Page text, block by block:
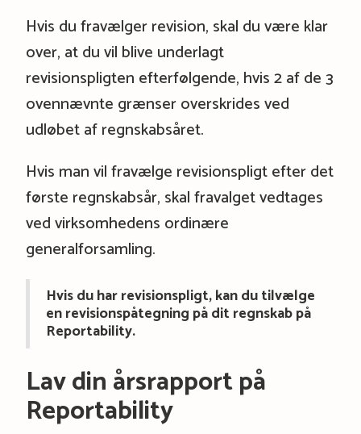
Hvis du fravælger revision, skal du være klar
over, at du vil blive underlagt
revisionspligten efterfølgende, hvis 2 af de 3
ovennævnte grænser overskrides ved
udløbet af regnskabsåret.
Hvis man vil fravælge revisionspligt efter det
første regnskabsår, skal fravalget vedtages
ved virksomhedens ordinære
generalforsamling.
Hvis du har revisionspligt, kan du tilvælge
en revisionspåtegning på dit regnskab på
Reportability.
Lav din årsrapport på
Reportability